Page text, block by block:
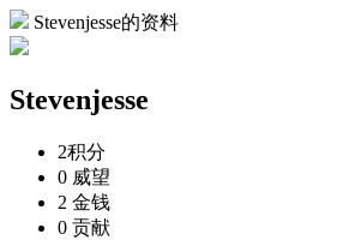
Stevenjesse的资料
Stevenjesse
2积分
0 威望
2 金钱
0 贡献